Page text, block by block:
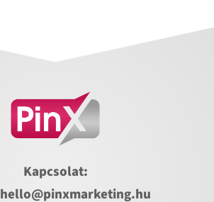
Kapcsolat:
hello@pinxmarketing.hu